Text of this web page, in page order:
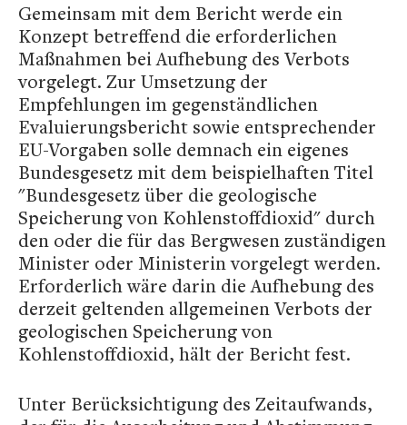
Gemeinsam mit dem Bericht werde ein
Konzept betreffend die erforderlichen
Maßnahmen bei Aufhebung des Verbots
vorgelegt. Zur Umsetzung der
Empfehlungen im gegenständlichen
Evaluierungsbericht sowie entsprechender
EU-Vorgaben solle demnach ein eigenes
Bundesgesetz mit dem beispielhaften Titel
"Bundesgesetz über die geologische
Speicherung von Kohlenstoffdioxid" durch
den oder die für das Bergwesen zuständigen
Minister oder Ministerin vorgelegt werden.
Erforderlich wäre darin die Aufhebung des
derzeit geltenden allgemeinen Verbots der
geologischen Speicherung von
Kohlenstoffdioxid, hält der Bericht fest.
Unter Berücksichtigung des Zeitaufwands,